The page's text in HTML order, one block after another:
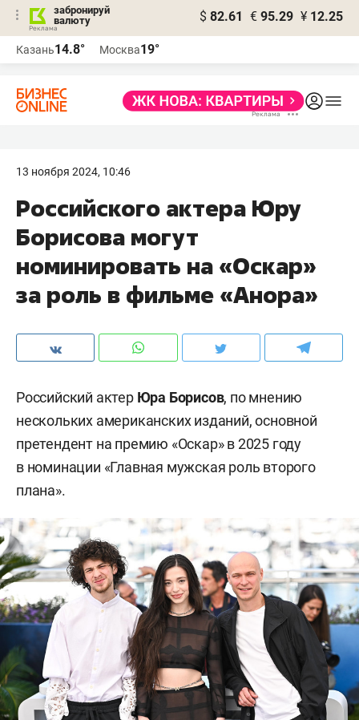
забронируй
валюту
$ 82.61 € 95.29 ¥ 12.25
Казань14.8° Москва19°
13 ноября 2024, 10:46
Российского актера Юру
Борисова могут
номинировать на «Оскар»
за роль в фильме «Анора»
Российский актер Юра Борисов, по мнению
нескольких американских изданий, основной
претендент на премию «Оскар» в 2025 году
в номинации «Главная мужская роль второго
плана».